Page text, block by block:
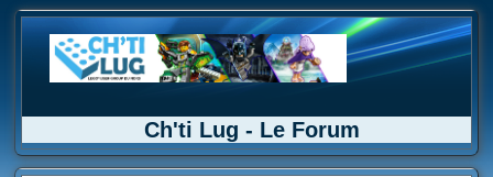
Ch'ti Lug - Le Forum